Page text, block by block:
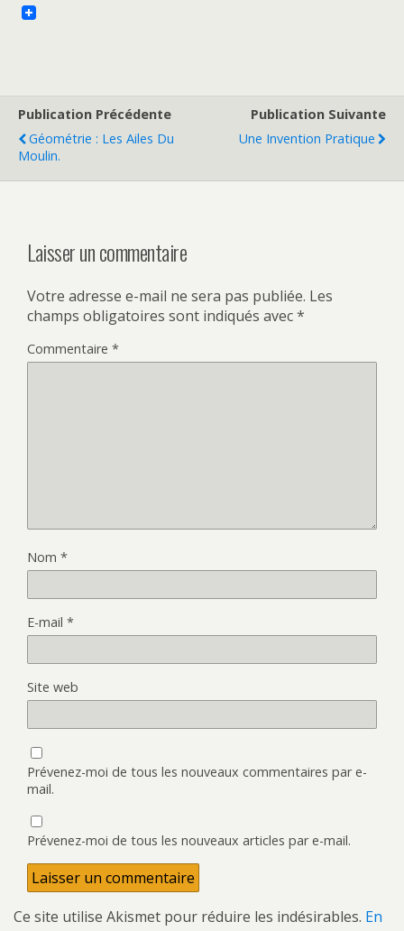
Publication Précédente
Géométrie : Les Ailes Du
Moulin.
Publication Suivante
Une Invention Pratique
Laisser un commentaire
Votre adresse e-mail ne sera pas publiée. Les
champs obligatoires sont indiqués avec*
Commentaire *
Nom *
E-mail *
Site web
Prévenez-moi de tous les nouveaux commentaires par e-
mail.
Prévenez-moi de tous les nouveaux articles par e-mail.
Ce site utilise Akismet pour réduire les indésirables. En